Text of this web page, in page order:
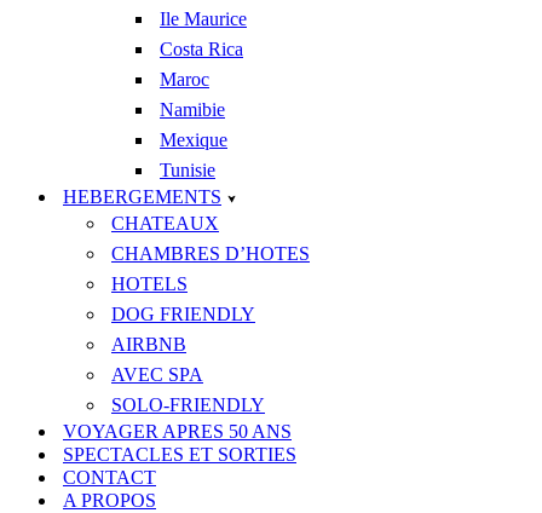
Ile Maurice
Costa Rica
Maroc
Namibie
Mexique
Tunisie
HEBERGEMENTS
CHATEAUX
CHAMBRES D’HOTES
HOTELS
DOG FRIENDLY
AIRBNB
AVEC SPA
SOLO-FRIENDLY
VOYAGER APRES 50 ANS
SPECTACLES ET SORTIES
CONTACT
A PROPOS